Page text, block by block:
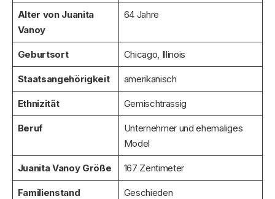
Alter von Juanita
Vanoy
64 Jahre
Geburtsort Chicago, Illinois
Staatsangehörigkeit amerikanisch
Ethnizität Gemischtrassig
Beruf
Unternehmer und ehemaliges
Model
Juanita Vanoy Größe 167 Zentimeter
Familienstand Geschieden